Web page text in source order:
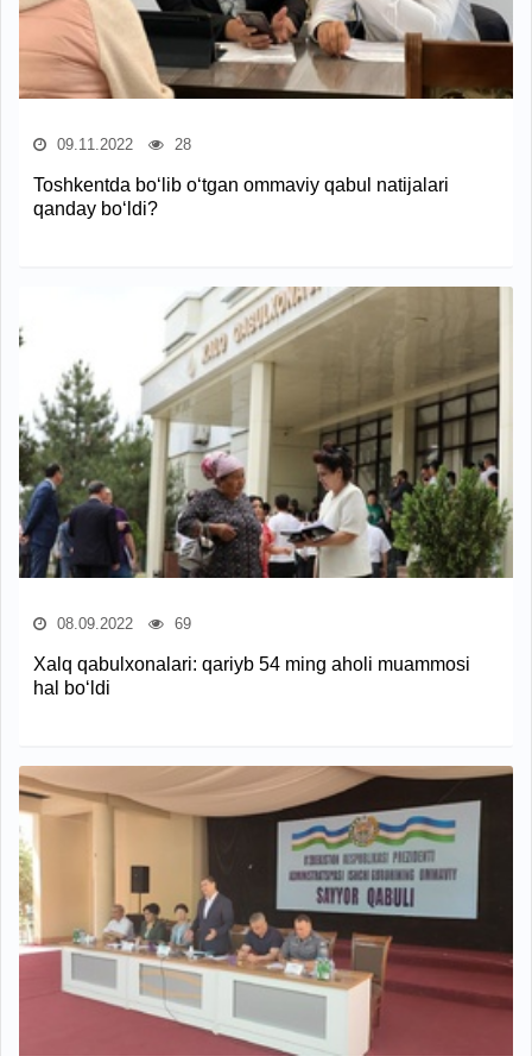
09.11.2022 28
Toshkentda bo‘lib o‘tgan ommaviy qabul natijalari
qanday bo‘ldi?
08.09.2022 69
Xalq qabulxonalari: qariyb 54 ming aholi muammosi
hal bo‘ldi